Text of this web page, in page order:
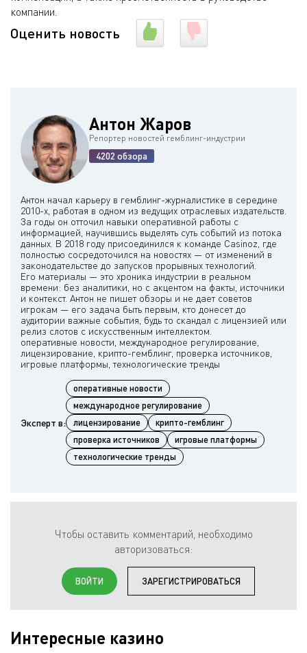
компании.
Оценить новость
Антон Жаров
Репортер новостей гемблинг-индустрии
4202 обзора
Антон начал карьеру в гемблинг-журналистике в середине
2010-х, работая в одном из ведущих отраслевых издательств.
За годы он отточил навыки оперативной работы с
информацией, научившись выделять суть событий из потока
данных. В 2018 году присоединился к команде Casinoz, где
полностью сосредоточился на новостях — от изменений в
законодательстве до запусков прорывных технологий.
Его материалы — это хроника индустрии в реальном
времени: без аналитики, но с акцентом на факты, источники
и контекст. Антон не пишет обзоры и не дает советов
игрокам — его задача быть первым, кто донесет до
аудитории важные события, будь то скандал с лицензией или
релиз слотов с искусственным интеллектом.
оперативные новости, международное регулирование,
лицензирование, крипто-гемблинг, проверка источников,
Эксперт в:
оперативные новости
международное регулирование
лицензирование
крипто-гемблинг
проверка источников
игровые платформы
технологические тренды
Чтобы оставить комментарий, необходимо
авторизоваться:
ВОЙТИ ЗАРЕГИСТРИРОВАТЬСЯ
Интересные казино